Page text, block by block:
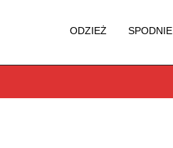
ODZIEŻ SPODNIE